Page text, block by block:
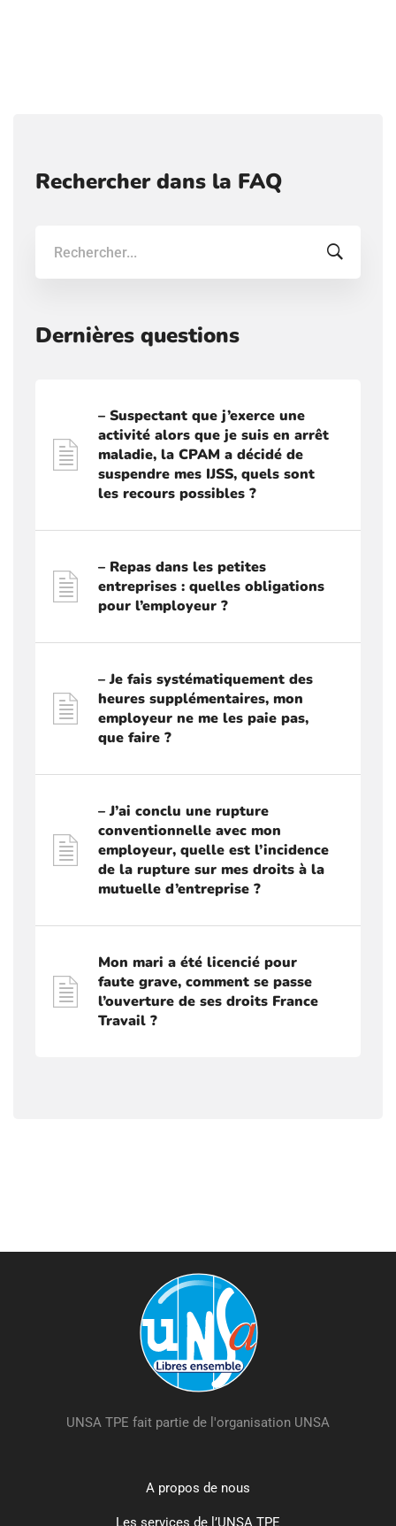
Rechercher dans la FAQ
Dernières questions
– Suspectant que j’exerce une
activité alors que je suis en arrêt
maladie, la CPAM a décidé de
suspendre mes IJSS, quels sont
les recours possibles ?
– Repas dans les petites
entreprises : quelles obligations
pour l’employeur ?
– Je fais systématiquement des
heures supplémentaires, mon
employeur ne me les paie pas,
que faire ?
– J’ai conclu une rupture
conventionnelle avec mon
employeur, quelle est l’incidence
de la rupture sur mes droits à la
mutuelle d’entreprise ?
Mon mari a été licencié pour
faute grave, comment se passe
l’ouverture de ses droits France
Travail ?
UNSA TPE fait partie de l'organisation UNSA
A propos de nous
Les services de l’UNSA TPE